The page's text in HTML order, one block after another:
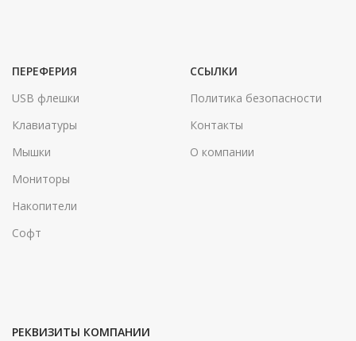
ПЕРЕФЕРИЯ
USB флешки
Клавиатуры
Мышки
Мониторы
Накопители
Софт
ССЫЛКИ
Политика безопасности
Контакты
О компании
РЕКВИЗИТЫ КОМПАНИИ